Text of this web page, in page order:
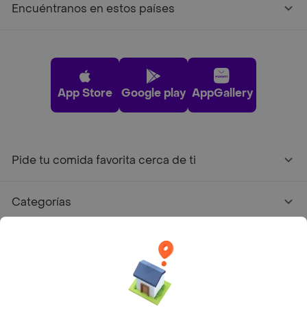
Encuéntranos en estos países
App Store Google play AppGallery
Pide tu comida favorita cerca de ti
Categorías